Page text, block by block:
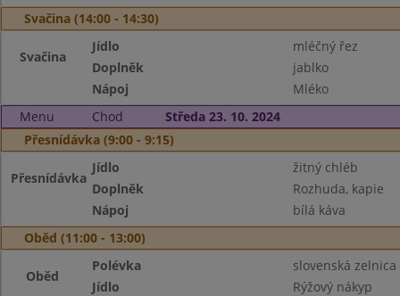
Svačina (14:00 - 14:30)
Svačina
Jídlo
mléčný řez
Doplněk
jablko
Nápoj
Mléko
Menu
Chod
Středa 23. 10. 2024
Přesnídávka (9:00 - 9:15)
Přesnídávka
Jídlo
žitný chléb
Doplněk
Rozhuda, kapie
Nápoj
bílá káva
Oběd (11:00 - 13:00)
Oběd
Polévka
slovenská zelnica
Jídlo
Rýžový nákyp